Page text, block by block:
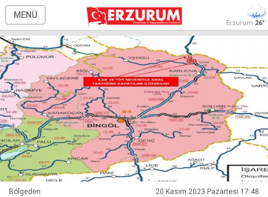
MENÜ
Erzurum 26°
Bölgeden 20 Kasım 2023 Pazartesi 17:48